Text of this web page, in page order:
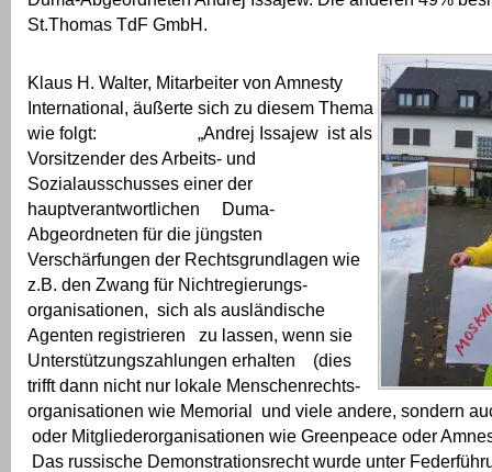
St.Thomas TdF GmbH.
Klaus H. Walter, Mitarbeiter von Amnesty
International, äußerte sich zu diesem Thema
wie folgt: „Andrej Issajew ist als
Vorsitzender des Arbeits- und
Sozialausschusses einer der
hauptverantwortlichen Duma-
Abgeordneten für die jüngsten
Verschärfungen der Rechtsgrundlagen wie
z.B. den Zwang für Nichtregierungs-
organisationen, sich als ausländische
Agenten registrieren zu lassen, wenn sie
Unterstützungszahlungen erhalten (dies
trifft dann nicht nur lokale Menschenrechts-
organisationen wie Memorial und viele andere, sondern
oder Mitgliederorganisationen wie Greenpeace oder
Das russische Demonstrationsrecht wurde unter